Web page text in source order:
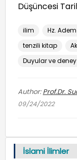
Düşüncesi
ilim Hz. Adem
tenzili kitap
Duyular ve deney
Author:Prof.Dr.
09/24/2022
İslami İlimler